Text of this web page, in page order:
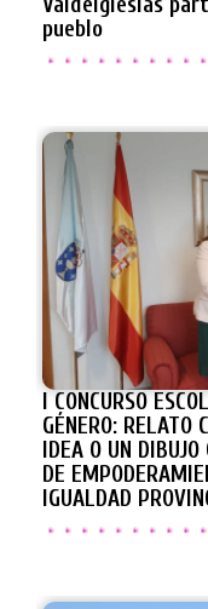
Valdeiglesias
pueblo
I CONCURSO
GÉNERO: RELATO
IDEA O UN
DE
IGUALDAD